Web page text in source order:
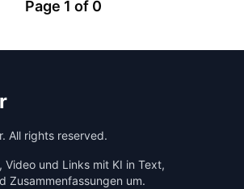
Page 1 of 0
All rights reserved.
Video und Links mit KI in Text,
Zusammenfassungen um.